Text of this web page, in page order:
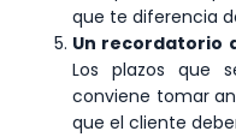
que te diferencia
Un recordatorio
Los plazos que
conviene tomar
que el cliente